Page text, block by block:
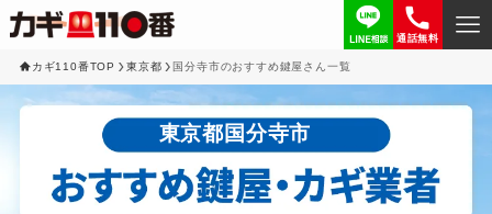
通話無料
カギ110番TOP 東京都 国分寺市のおすすめ鍵屋さん一覧
東京都国分寺市